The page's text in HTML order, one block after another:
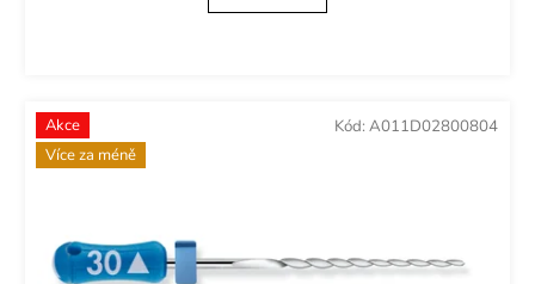
Akce
Více za méně
Kód: A011D02800804